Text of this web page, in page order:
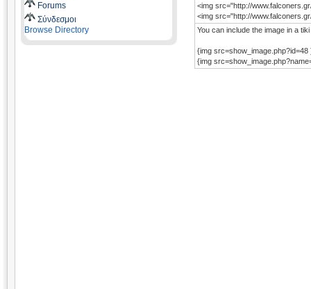
Forums
Σύνδεσμοι
Browse Directory
<img src="http://
<img src="http://
You can include the image in a
{img src=show_image.php?id=48
{img